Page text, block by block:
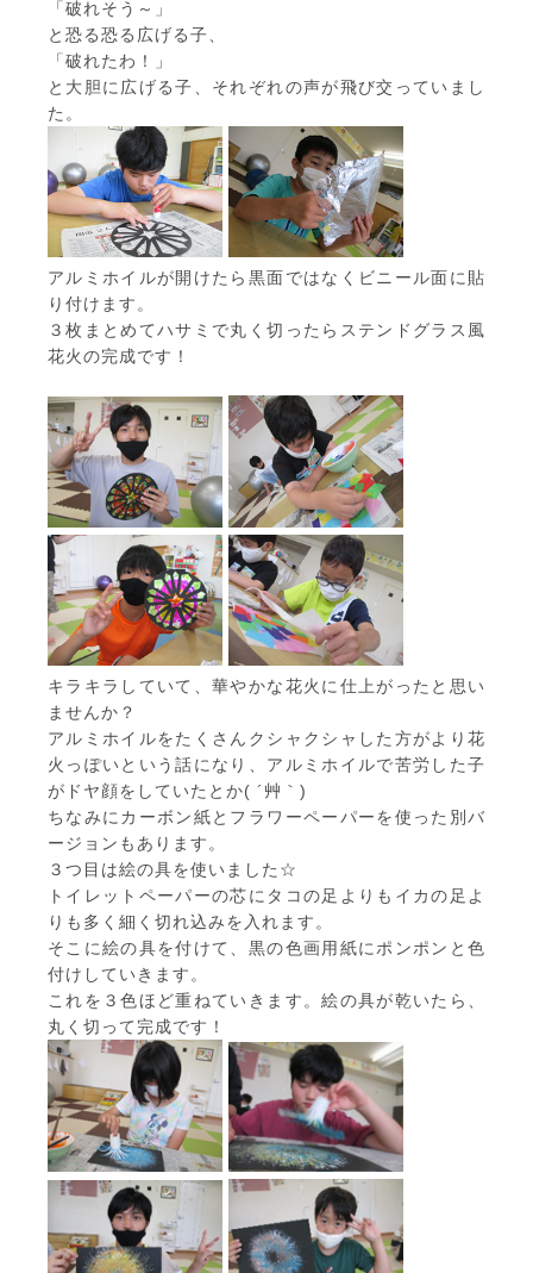
「破れそう～」
と恐る恐る広げる子、
「破れたわ！」
と大胆に広げる子、それぞれの声が飛び交っていまし
た。
アルミホイルが開けたら黒面ではなくビニール面に貼
り付けます。
３枚まとめてハサミで丸く切ったらステンドグラス風
花火の完成です！
キラキラしていて、華やかな花火に仕上がったと思い
ませんか？
アルミホイルをたくさんクシャクシャした方がより花
火っぽいという話になり、アルミホイルで苦労した子
がドヤ顔をしていたとか( ´艸｀)
ちなみにカーボン紙とフラワーペーパーを使った別バ
ージョンもあります。
３つ目は絵の具を使いました☆
トイレットペーパーの芯にタコの足よりもイカの足よ
りも多く細く切れ込みを入れます。
そこに絵の具を付けて、黒の色画用紙にポンポンと色
付けしていきます。
これを３色ほど重ねていきます。絵の具が乾いたら、
丸く切って完成です！